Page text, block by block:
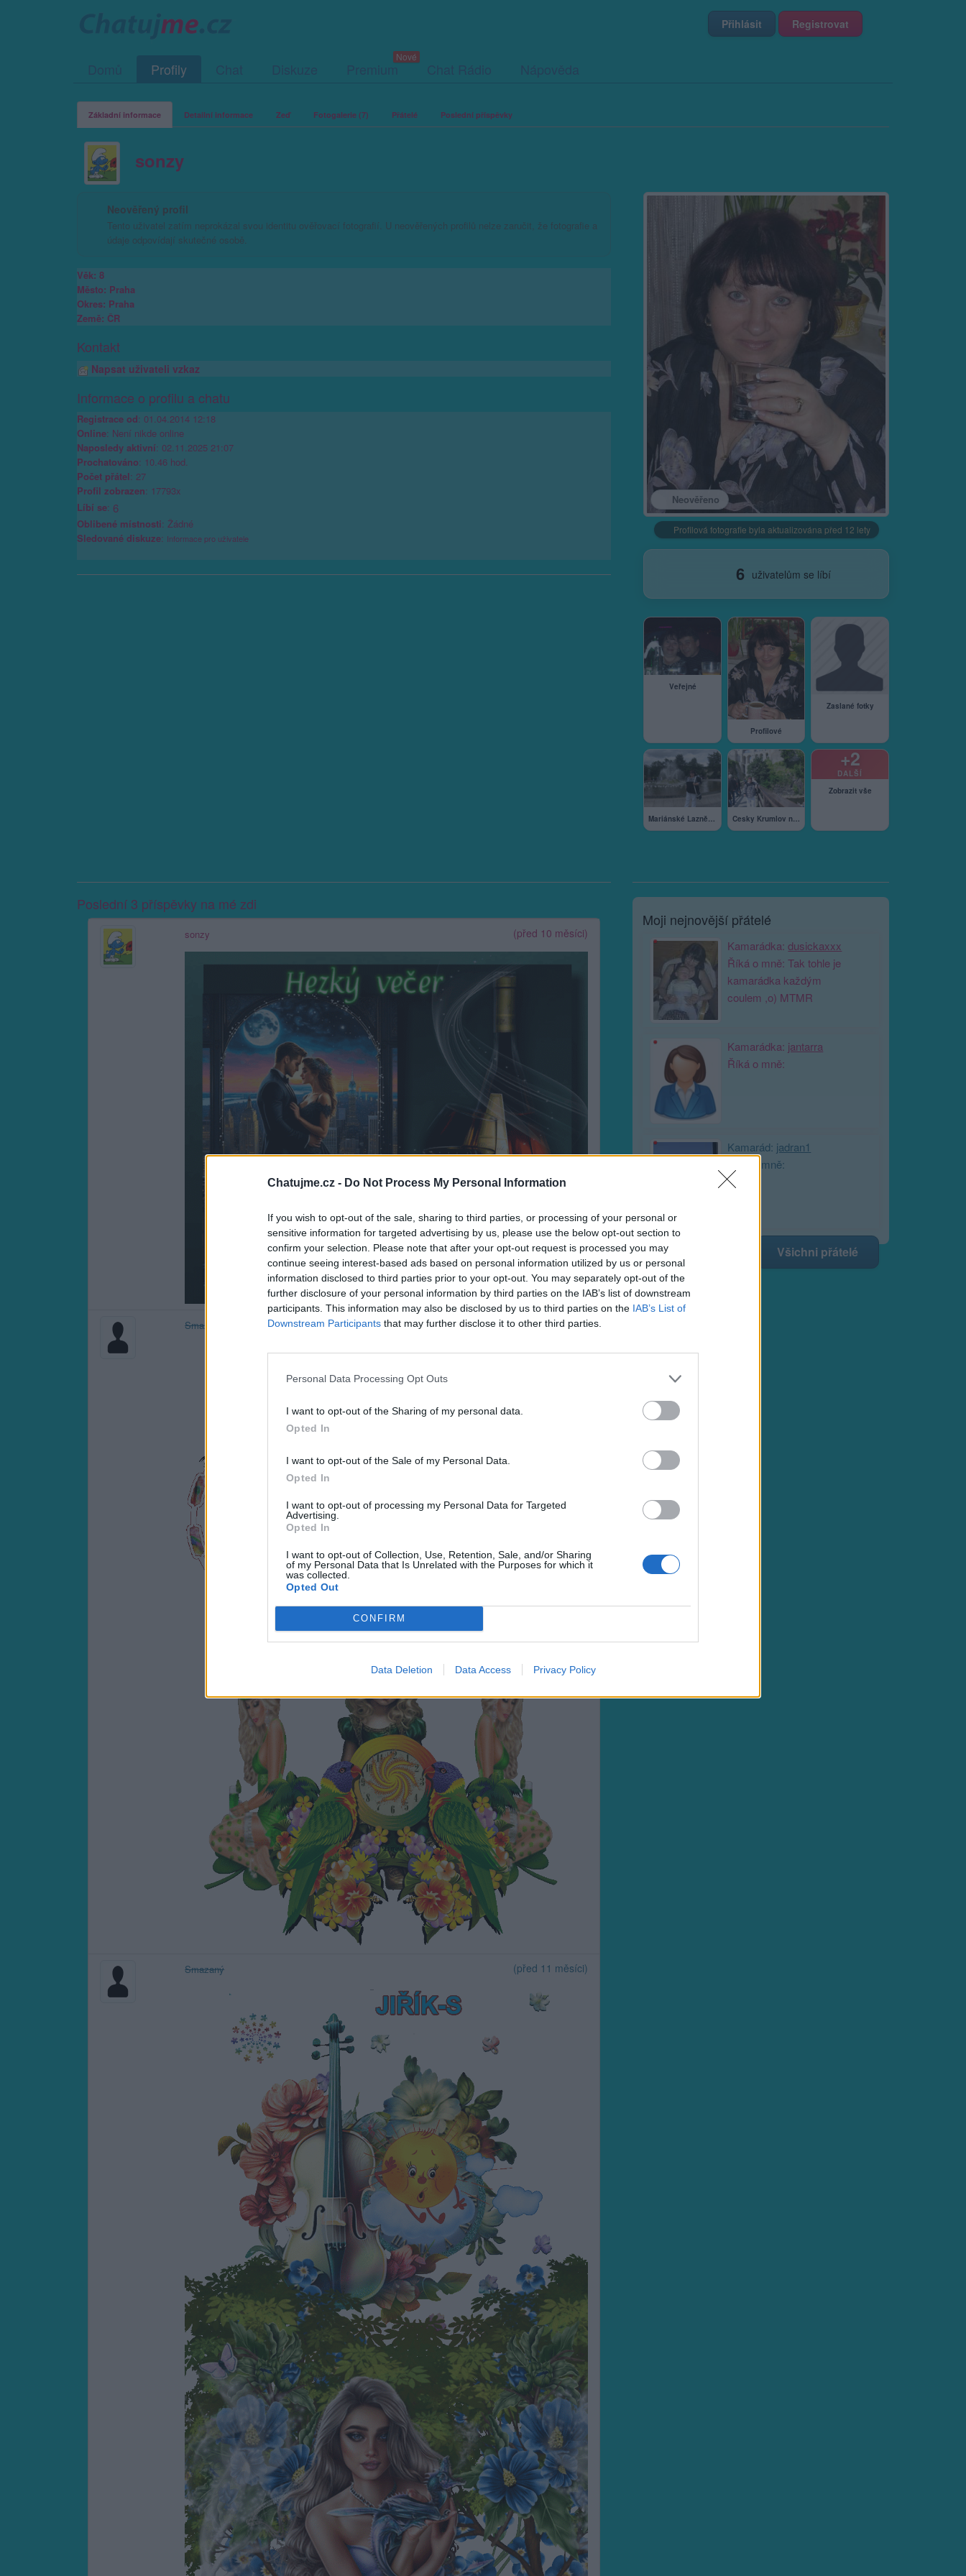
Chatujme.cz - Do Not Process My Personal Information
If you wish to opt-out of the sale, sharing to third parties, or processing of your personal or
sensitive information for targeted advertising by us, please use the below opt-out section to
confirm your selection. Please note that after your opt-out request is processed you may
continue seeing interest-based ads based on personal information utilized by us or personal
information disclosed to third parties prior to your opt-out. You may separately opt-out of the
further disclosure of your personal information by third parties on the IAB’s list of downstream
participants. This information may also be disclosed by us to third parties on the IAB’s List of
Downstream Participants that may further disclose it to other third parties.
Personal Data Processing Opt Outs
I want to opt-out of the Sharing of my personal data.
Opted In
I want to opt-out of the Sale of my Personal Data.
Opted In
I want to opt-out of processing my Personal Data for Targeted
Advertising.
Opted In
I want to opt-out of Collection, Use, Retention, Sale, and/or Sharing
of my Personal Data that Is Unrelated with the Purposes for which it
was collected.
Opted Out
CONFIRM
Data Deletion Data Access Privacy Policy
Přihlásit Registrovat
Domů Profily Chat Diskuze Premium Chat Rádio Nápověda
Základní informace Detailní informace Zeď Fotogalerie (7) Přátelé Poslední příspěvky
sonzy
Neověřeno
Profilová fotografie byla aktualizována před 12 lety
6 uživatelům se líbí
Veřejné
Profilové
Zaslané fotky
Mariánské Lazně 2011 Cesky Krumlov nove…
+2
DALŠÍ
Zobrazit vše
Neověřený profil
Tento uživatel zatím neprokázal svou identitu ověřovací fotografií. U neověřených profilů nelze zaručit, že fotografie a
údaje odpovídají skutečné osobě.
Věk: 8
Město: Praha
Okres: Praha
Země: ČR
Kontakt
Napsat uživateli vzkaz
Informace o profilu a chatu
Registrace od: 01.04.2014 12:18
Online: Není nikde online
Naposledy aktivní: 02.11.2025 21:07
Prochatováno: 10.46 hod.
Počet přátel: 27
Profil zobrazen: 17793x
Líbí se: 6
Oblibené místnosti: Žádné
Sledované diskuze: Informace pro uživatele
Poslední 3 příspěvky na mé zdi
sonzy (před 10 měsíci)
Smazaný (před 11 měsíci)
Smazaný (před 11 měsíci)
Moji nejnovější přátelé
Kamarádka:dusickaxxx
Říká o mně: Tak tohle je
kamarádka každým
coulem ,o) MTMR
Kamarádka: jantarra
Říká o mně:
Kamarád: jadran1
Říká o mně:
Všichni přátelé